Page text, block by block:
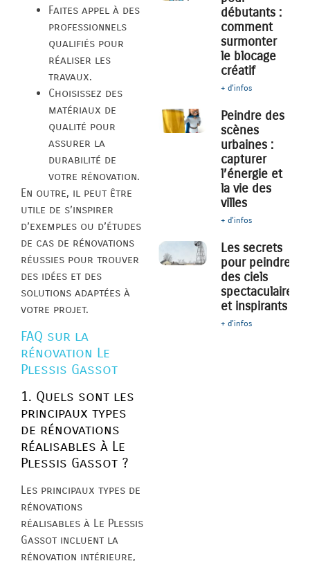
Faites appel à des
professionnels
qualifiés pour
réaliser les
travaux.
Choisissez des
matériaux de
qualité pour
assurer la
durabilité de
votre rénovation.
En outre, il peut être
utile de s’inspirer
d’exemples ou d’études
de cas de rénovations
réussies pour trouver
des idées et des
solutions adaptées à
votre projet.
FAQ sur la
rénovation Le
Plessis Gassot
1. Quels sont les
principaux types
de rénovations
réalisables à Le
Plessis Gassot ?
Les principaux types de
rénovations
réalisables à Le Plessis
Gassot incluent la
rénovation intérieure,
débutants :
comment
surmonter
le blocage
créatif
+ d'infos
Peindre des
scènes
urbaines :
capturer
l’énergie et
la vie des
villes
+ d'infos
Les secrets
pour peindre
des ciels
spectaculaires
et inspirants
+ d'infos